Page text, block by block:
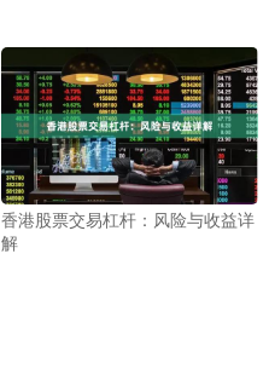
香港股票交易杠杆：风险与收益详
解